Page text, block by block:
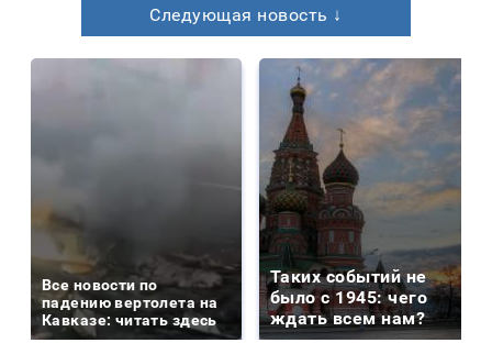
Следующая новость ↓
Все новости по
падению вертолета на
Кавказе: читать здесь
Таких событий не
было с 1945: чего
ждать всем нам?